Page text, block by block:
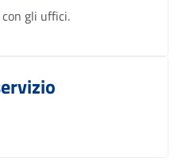
gli uffici.